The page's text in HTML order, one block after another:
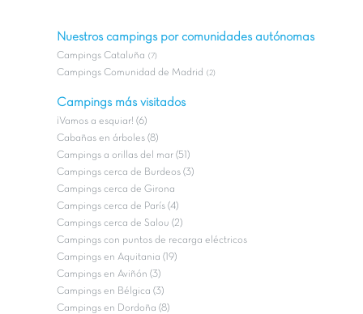
Nuestros campings por comunidades autónomas
Campings Cataluña (7)
Campings Comunidad de Madrid (2)
Campings más visitados
¡Vamos a esquiar! (6)
Cabañas en árboles (8)
Campings a orillas del mar (51)
Campings cerca de Burdeos (3)
Campings cerca de Girona
Campings cerca de París (4)
Campings cerca de Salou (2)
Campings con puntos de recarga eléctricos
Campings en Aquitania (19)
Campings en Aviñón (3)
Campings en Bélgica (3)
Campings en Dordoña (8)